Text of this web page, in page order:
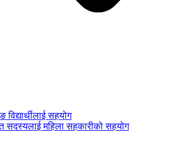
विद्यार्थीलाई सहयोग
सदस्यलाई महिला सहकारीको सहयोग